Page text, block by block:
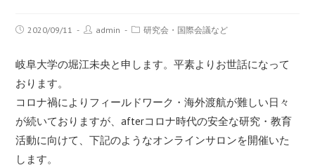
2020/09/11 admin 研究会・国際会議など
岐阜大学の堀江未央と申します。平素よりお世話になって
おります。
コロナ禍によりフィールドワーク・海外渡航が難しい日々
が続いておりますが、afterコロナ時代の安全な研究・教育
活動に向けて、下記のようなオンラインサロンを開催いた
します。